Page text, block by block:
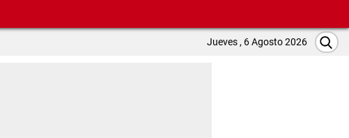
Jueves , 6 Agosto 2026